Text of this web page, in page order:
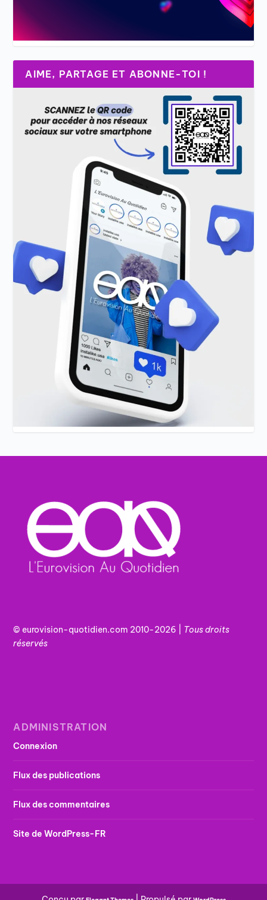
AIME, PARTAGE ET ABONNE-TOI !
© eurovision-quotidien.com 2010-2026 | Tousdroits
réservés
ADMINISTRATION
Connexion
Flux des publications
Flux des commentaires
Site de WordPress-FR